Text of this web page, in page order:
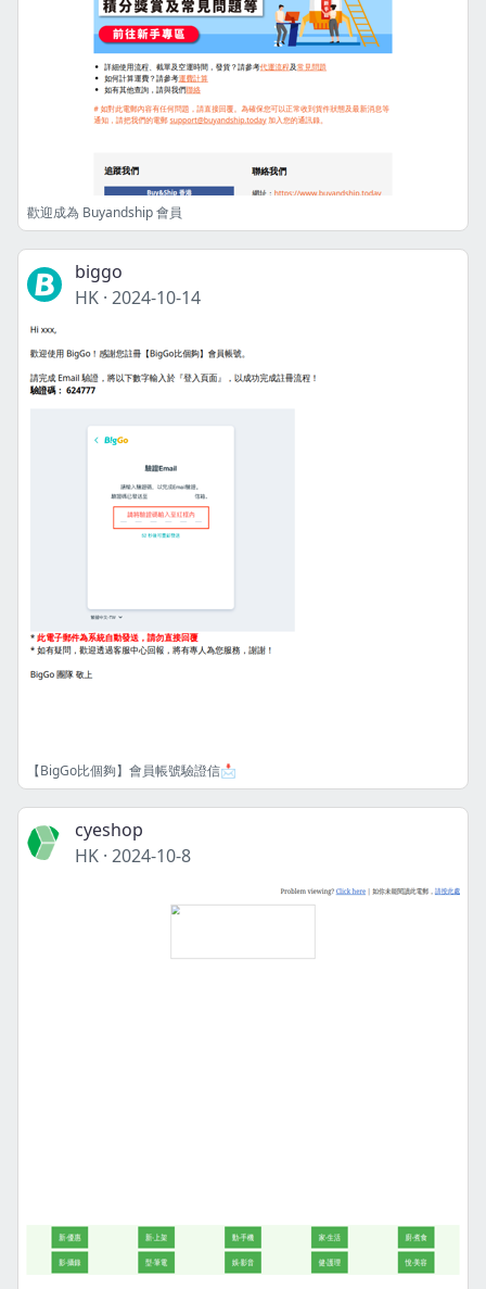
歡迎成為 Buyandship 會員
biggo
HK · 2024-10-14
【BigGo比個夠】會員帳號驗證信📩
cyeshop
HK · 2024-10-8